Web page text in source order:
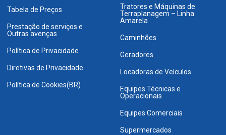
Tabela de Preços
Prestação de serviços e
Outras avenças
Política de Privacidade
Diretivas de Privacidade
Política de Cookies(BR)
Tratores e Máquinas de
Terraplanagem – Linha
Amarela
Caminhões
Geradores
Locadoras de Veículos
Equipes Técnicas e
Operacionais
Equipes Comerciais
Supermercados